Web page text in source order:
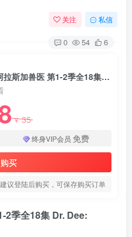
关注 私信
0 54 6
社会生活纪录片《Dee博士：阿拉斯加兽医 第1-2季全18集 Dr. Dee: Alaska Vet》下载
￥35
终身VIP会员 免费
买
议登陆后购买，可保存购买订单
2季全18集 Dr. Dee: